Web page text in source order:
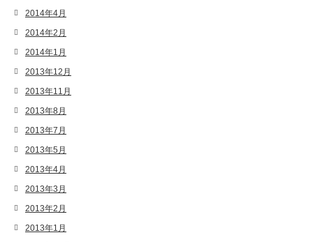
2014年4月
2014年2月
2014年1月
2013年12月
2013年11月
2013年8月
2013年7月
2013年5月
2013年4月
2013年3月
2013年2月
2013年1月